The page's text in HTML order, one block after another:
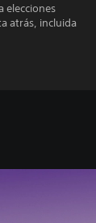
elecciones
atrás, incluida